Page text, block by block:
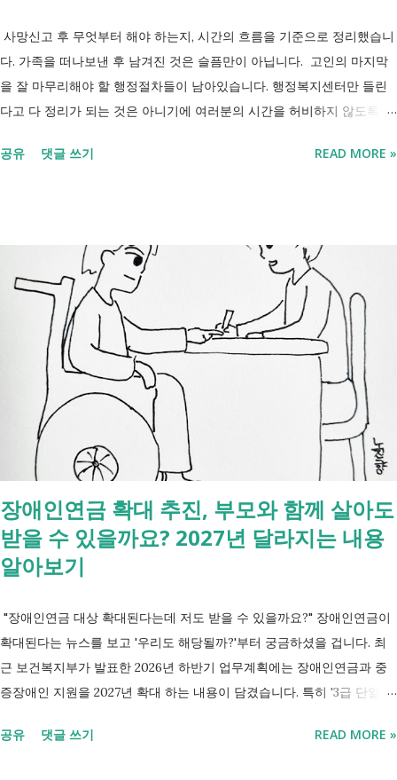
사망신고 후 무엇부터 해야 하는지, 시간의 흐름을 기준으로 정리했습니
다. 가족을 떠나보낸 후 남겨진 것은 슬픔만이 아닙니다. 고인의 마지막
을 잘 마무리해야 할 행정절차들이 남아있습니다. 행정복지센터만 들린
다고 다 정리가 되는 것은 아니기에 여러분의 시간을 허비하지 않도록 정
처리까지 이 흐름만 따라가시면 됩니다. 장례 후 행정 절차 타임라인 장
모든 절차를 대신 처리해주지는 않습니다. 행정복지센터에서는 - 금융재
산, 부동산, 세금, 연금 등 '조회' 신청할 수 있습니다. 나머지는 직접 해야
합니다. - 상속포기 또는 한정승인 법원 - 상속세, 취득세 신고 세무서, 시
군구청 - 예금 인출, 보험금 청구 은행, 보험사 사망신고 당일에 끝낼 수
있는 건 '신청까지', 처리는 2주 후 부터입니다. [조회되는 것 vs 안되는
것] 구분 조회 가능 조회 불가 금융 은행, 보험, 증권 사금융, 개인 간 거래
세금 국세, 지방세 - 자산 부동산, 자동차 해외 자산, 현금 기타 연금 사업
상 채무, 구독 [함께보면 좋은 링크] - 부모님 사망 후 ...
공유 댓글 쓰기 READ MORE »
장애인연금 확대 추진, 부모와 함께 살아도
받을 수 있을까요? 2027년 달라지는 내용
알아보기
"장애인연금 대상 확대된다는데 저도 받을 수 있을까요?" 장애인연금이
확대된다는 뉴스를 보고 '우리도 해당될까?'부터 궁금하셨을 겁니다. 최
근 보건복지부가 발표한 2026년 하반기 업무계획에는 장애인연금과 중
증장애인 지원을 2027년 확대 하는 내용이 담겼습니다. 특히 '3급 단일장
포함되면서 많은 분들이 관심을 갖고 있습니다. 이번 글에서는 장애인과
공유 댓글 쓰기 READ MORE »